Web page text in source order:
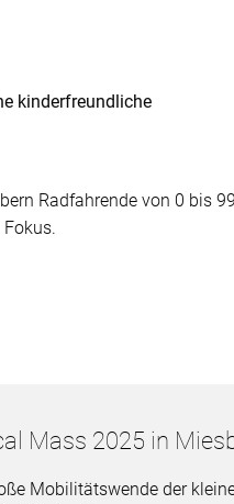
kinderfreundliche
Radfahrende von 0 bis 99
Mass 2025 in
Mobilitätswende der